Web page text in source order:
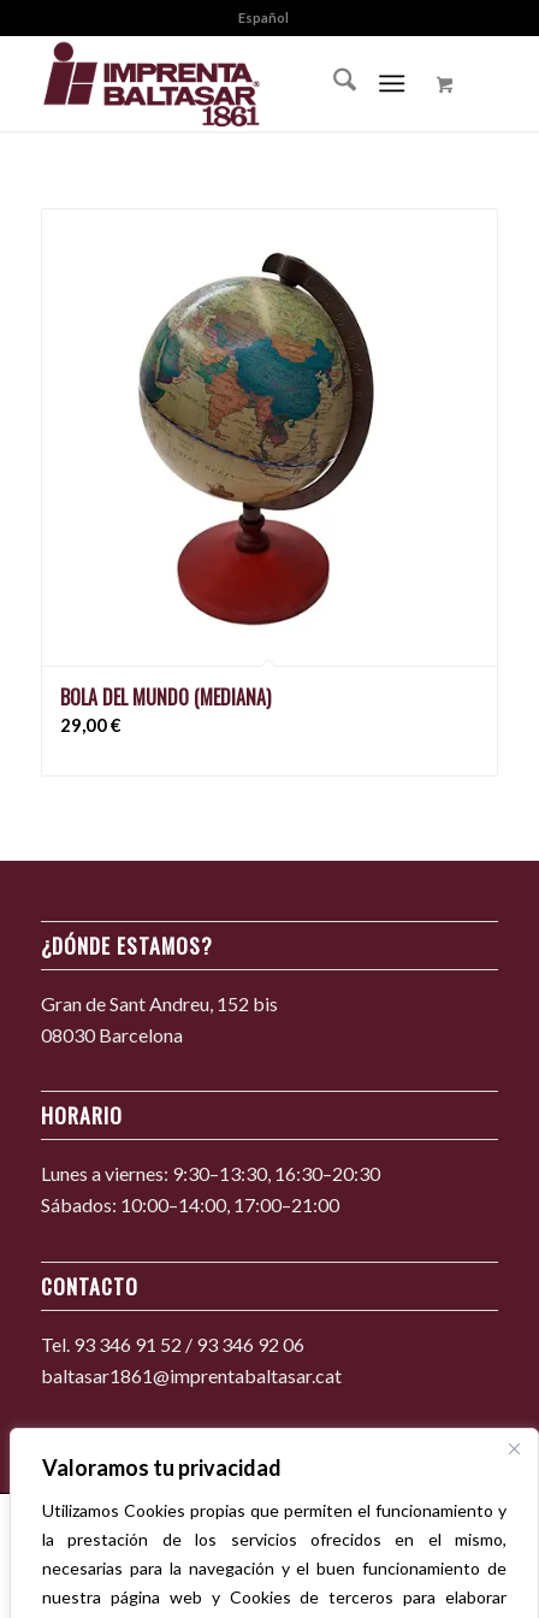
Valoramos tu privacidad
Utilizamos Cookies propias que permiten el funcionamiento y
la prestación de los servicios ofrecidos en el mismo,
necesarias para la navegación y el buen funcionamiento de
nuestra página web y Cookies de terceros para elaborar
Español
BOLA DEL MUNDO (MEDIANA)
29,00€
¿DÓNDE ESTAMOS?
Gran de Sant Andreu, 152 bis
08030 Barcelona
HORARIO
Lunes a viernes: 9:30–13:30, 16:30–20:30
Sábados: 10:00–14:00, 17:00–21:00
CONTACTO
Tel. 93 346 91 52 / 93 346 92 06
baltasar1861@imprentabaltasar.cat